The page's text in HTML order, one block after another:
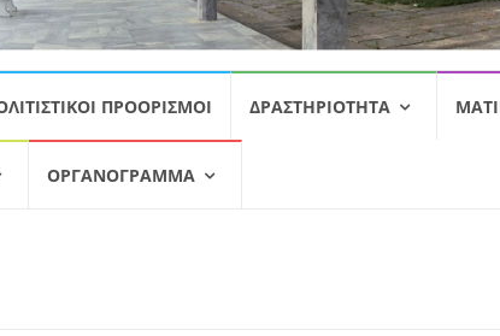
ΠΡΟΟΡΙΣΜΟΊ ΔΡΑΣΤΗΡΙΌΤΗΤΑ
ΟΡΓΑΝΌΓΡΑΜΜΑ